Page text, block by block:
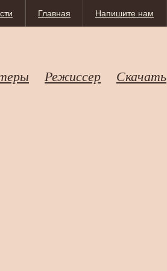
Напишите нам
Главная
Режиссер Скачать